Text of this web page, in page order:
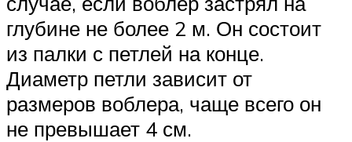
глубине не более 2 м. Он состоит
из палки с петлей на конце.
Диаметр петли зависит от
размеров воблера, чаще всего он
не превышает 4 см.